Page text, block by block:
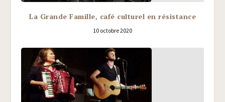
La Grande Famille, café culturel en résistance
10 octobre 2020